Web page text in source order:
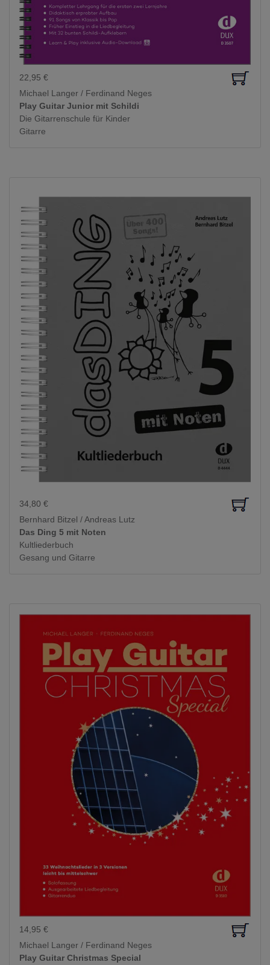
22,95 €
Michael Langer / Ferdinand Neges
Play Guitar Junior mit Schildi
Die Gitarrenschule für Kinder
Gitarre
34,80 €
Bernhard Bitzel / Andreas Lutz
Das Ding 5 mit Noten
Kultliederbuch
Gesang und Gitarre
14,95 €
Michael Langer / Ferdinand Neges
Play Guitar Christmas Special